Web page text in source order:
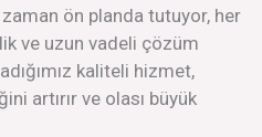
ön planda tutuyor, her
ve uzun vadeli çözüm
kaliteli hizmet,
artırır ve olası büyük